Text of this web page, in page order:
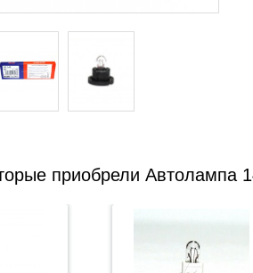
приобрели Автолампа